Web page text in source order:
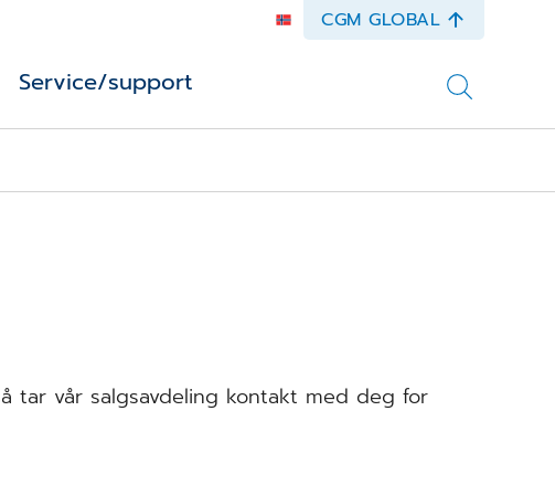
CGM GLOBAL
Service/support
tar vår salgsavdeling kontakt med deg for